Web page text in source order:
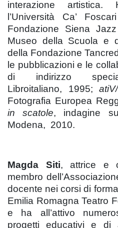
interazione artistica.
l’Università Ca’
Fondazione Siena
Museo della Scuola e
della Fondazione
le pubblicazioni e le
di indirizzo
Libroitaliano, 1995;
Fotografia Europea
in scatole, indagine
Modena, 2010.
Magda Siti, attrice e
membro
docente nei corsi di
Emilia Romagna Teatro
e ha all’attivo
progetti educativi e di